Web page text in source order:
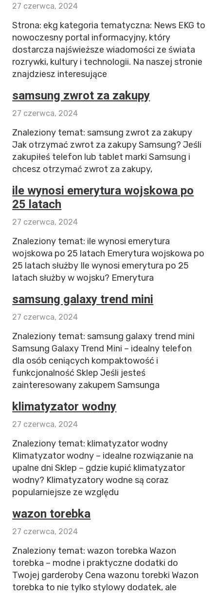
27 czerwca, 2024
Strona: ekg kategoria tematyczna: News EKG to
nowoczesny portal informacyjny, który
dostarcza najświeższe wiadomości ze świata
rozrywki, kultury i technologii. Na naszej stronie
znajdziesz interesujące
samsung zwrot za zakupy
27 czerwca, 2024
Znaleziony temat: samsung zwrot za zakupy
Jak otrzymać zwrot za zakupy Samsung? Jeśli
zakupiłeś telefon lub tablet marki Samsung i
chcesz otrzymać zwrot za zakupy,
ile wynosi emerytura wojskowa po
25 latach
27 czerwca, 2024
Znaleziony temat: ile wynosi emerytura
wojskowa po 25 latach Emerytura wojskowa po
25 latach służby Ile wynosi emerytura po 25
latach służby w wojsku? Emerytura
samsung galaxy trend mini
27 czerwca, 2024
Znaleziony temat: samsung galaxy trend mini
Samsung Galaxy Trend Mini – idealny telefon
dla osób ceniących kompaktowość i
funkcjonalność Sklep Jeśli jesteś
zainteresowany zakupem Samsunga
klimatyzator wodny
27 czerwca, 2024
Znaleziony temat: klimatyzator wodny
Klimatyzator wodny – idealne rozwiązanie na
upalne dni Sklep – gdzie kupić klimatyzator
wodny? Klimatyzatory wodne są coraz
popularniejsze ze względu
wazon torebka
27 czerwca, 2024
Znaleziony temat: wazon torebka Wazon
torebka – modne i praktyczne dodatki do
Twojej garderoby Cena wazonu torebki Wazon
torebka to nie tylko stylowy dodatek, ale